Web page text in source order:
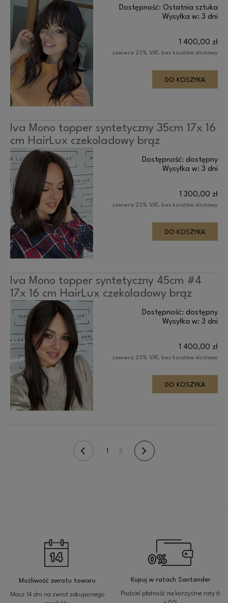
Dostępność: Ostatnia sztuka
Wysyłka w: 3 dni
1 400,00 zł
zawiera 23% VAT, bez kosztów dostawy
DO KOSZYKA
Iva Mono topper syntetyczny 35cm 17x 16
cm HairLux czekoladowy brąz
Dostępność: dostępny
Wysyłka w: 3 dni
1 300,00 zł
zawiera 23% VAT, bez kosztów dostawy
DO KOSZYKA
Iva Mono topper syntetyczny 45cm #4
17x 16 cm HairLux czekoladowy brąz
Dostępność: dostępny
Wysyłka w: 3 dni
1 400,00 zł
zawiera 23% VAT, bez kosztów dostawy
DO KOSZYKA
1 2
Możliwość zwrotu towaru
Masz 14 dni na zwrot zakupionego
Kupuj w ratach Santander
Podziel płatność na korzystne raty 6